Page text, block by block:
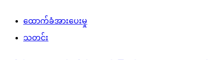
ထောက်ခံအားပေးမှု
သတင်း